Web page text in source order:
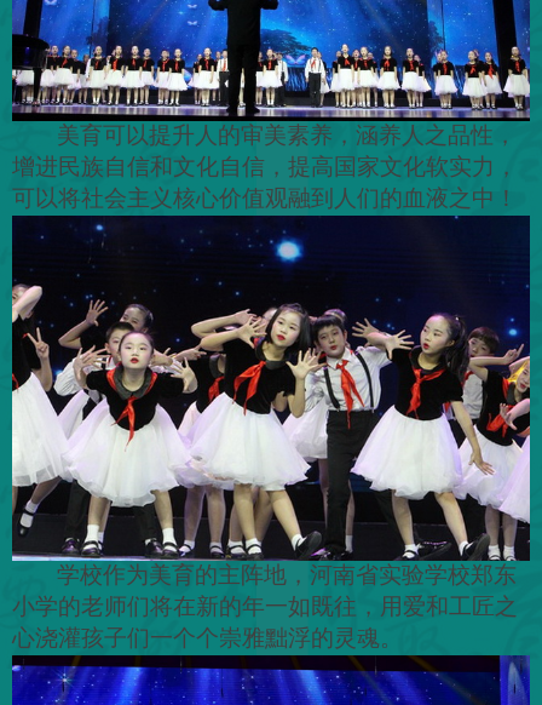
美育可以提升人的审美素养，涵养人之品性，
增进民族自信和文化自信，提高国家文化软实力，
可以将社会主义核心价值观融到人们的血液之中！
学校作为美育的主阵地，河南省实验学校郑东
小学的老师们将在新的年一如既往，用爱和工匠之
心浇灌孩子们一个个崇雅黜浮的灵魂。